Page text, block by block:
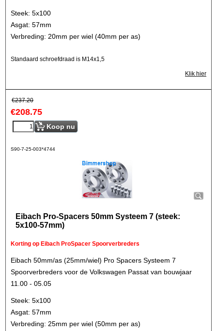
Steek: 5x100
Asgat: 57mm
Verbreding: 20mm per wiel (40mm per as)
Standaard schroefdraad is M14x1,5
Klik hier
€237.20
€208.75
Koop nu
S90-7-25-003*4744
Eibach Pro-Spacers 50mm Systeem 7 (steek:
5x100-57mm)
Korting op Eibach ProSpacer Spoorverbreders
Eibach 50mm/as (25mm/wiel) Pro Spacers Systeem 7
Spoorverbreders voor de Volkswagen Passat van bouwjaar
11.00 - 05.05
Steek: 5x100
Asgat: 57mm
Verbreding: 25mm per wiel (50mm per as)